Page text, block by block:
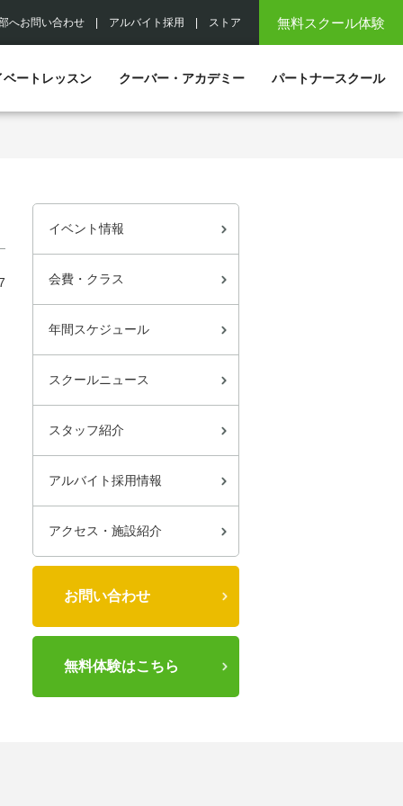
無料スクール体験
へお問い合わせ アルバイト採用 ストア
ベートレッスン クーバー・アカデミー パートナースクール
イベント情報
会費・クラス
年間スケジュール
スクールニュース
スタッフ紹介
アルバイト採用情報
アクセス・施設紹介
お問い合わせ
無料体験はこちら